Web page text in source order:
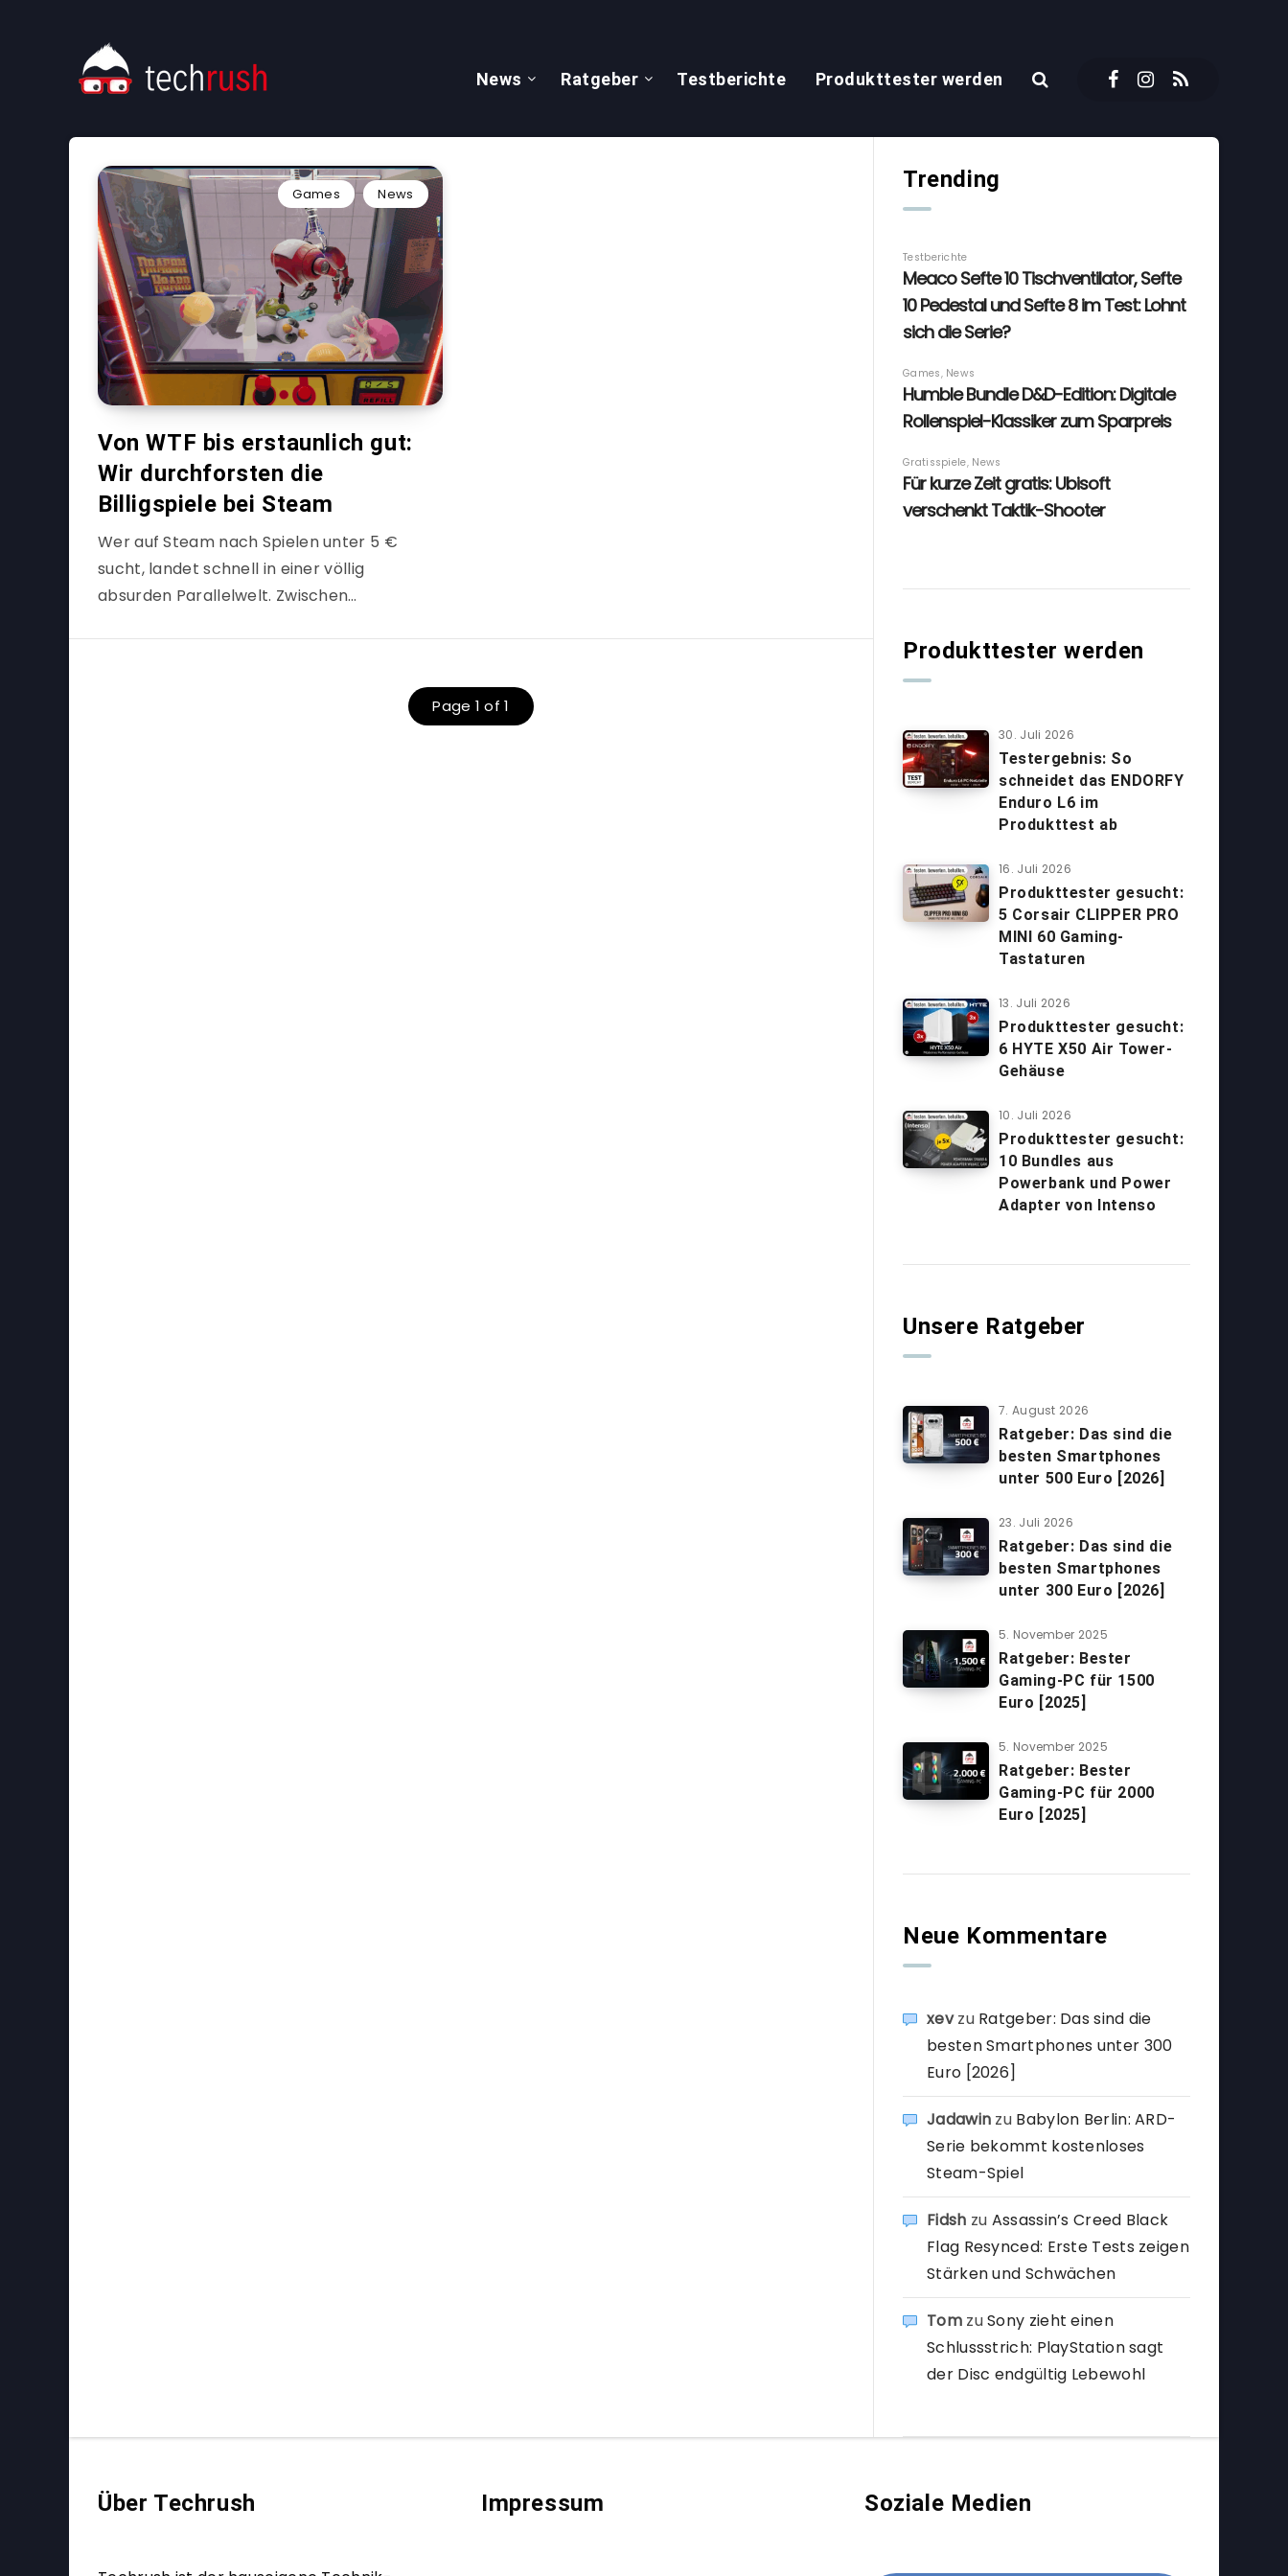
News Ratgeber Testberichte Produkttester werden
Games News
Von WTF bis erstaunlich gut:
Wir durchforsten die
Billigspiele bei Steam
Wer auf Steam nach Spielen unter 5 €
sucht, landet schnell in einer völlig
absurden Parallelwelt. Zwischen…
Page 1 of 1
Trending
Produkttester werden
30. Juli 2026
Testergebnis: So
schneidet das ENDORFY
Enduro L6 im
Produkttest ab
16. Juli 2026
Produkttester gesucht:
5 Corsair CLIPPER PRO
MINI 60 Gaming-
Tastaturen
13. Juli 2026
Produkttester gesucht:
6 HYTE X50 Air Tower-
Gehäuse
10. Juli 2026
Produkttester gesucht:
10 Bundles aus
Powerbank und Power
Adapter von Intenso
Unsere Ratgeber
7. August 2026
Ratgeber: Das sind die
besten Smartphones
unter 500 Euro [2026]
23. Juli 2026
Ratgeber: Das sind die
besten Smartphones
unter 300 Euro [2026]
5. November 2025
Ratgeber: Bester
Gaming-PC für 1500
Euro [2025]
5. November 2025
Ratgeber: Bester
Gaming-PC für 2000
Euro [2025]
Neue Kommentare
xevzu Ratgeber: Das sind die
besten Smartphones unter 300
Euro [2026]
Jadawin zu Babylon Berlin: ARD-
Serie bekommt kostenloses
Steam-Spiel
Fidsh zu Assassin’s Creed Black
Flag Resynced: Erste Tests zeigen
Stärken und Schwächen
TomzuSony zieht einen
Schlussstrich: PlayStation sagt
der Disc endgültig Lebewohl
Über Techrush Impressum Soziale Medien